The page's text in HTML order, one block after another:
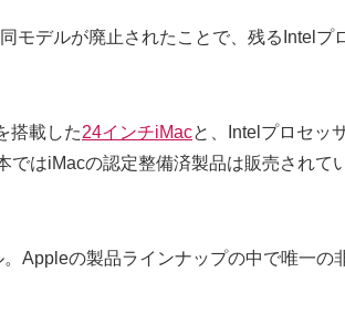
デルが廃止されたことで、残るIntelプ
搭載した24インチiMacと、Intelプロセッ
はiMacの認定整備済製品は販売されて
Appleの製品ラインナップの中で唯一の